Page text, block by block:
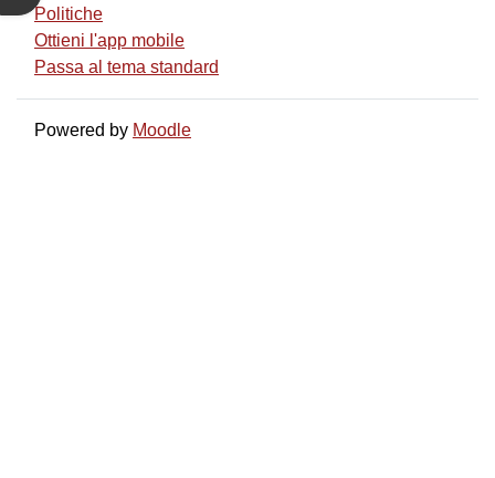
Politiche
Ottieni l'app mobile
Passa al tema standard
Powered by Moodle